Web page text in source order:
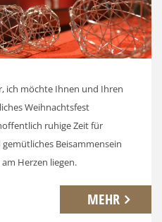
ich möchte Ihnen und Ihren
Weihnachtsfest
ruhige Zeit für
Beisammensein
Herzen liegen.
MEHR